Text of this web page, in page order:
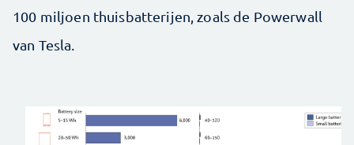
100 miljoen thuisbatterijen, zoals de Powerwall
van Tesla.